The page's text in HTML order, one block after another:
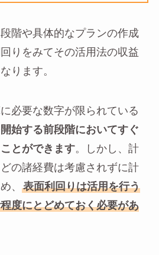
階や具体的なプランの作成
りをみてその活用法の収益
ります。
必要な数字が限られている
始する前段階においてすぐ
とができます。しかし、計
の諸経費は考慮されずに計
、
表面利回りは活用を行う
度にとどめておく必要があ